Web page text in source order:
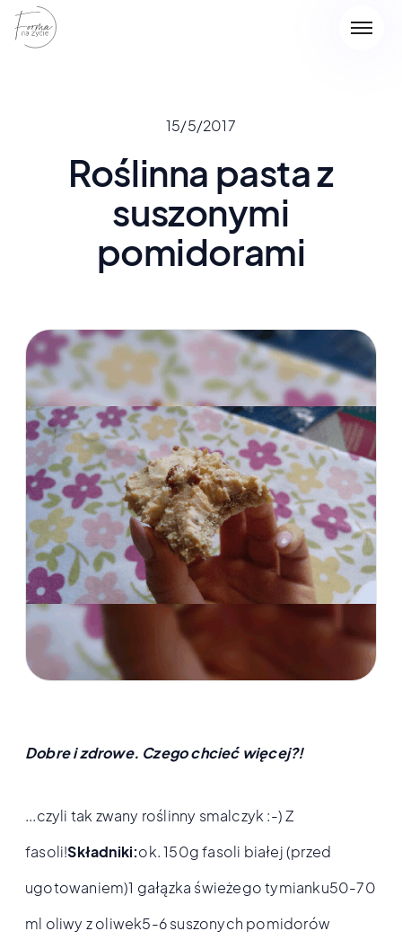
15/5/2017
Roślinna pasta z
suszonymi
pomidorami
Dobre i zdrowe. Czego chcieć więcej?!
...czyli tak zwany roślinny smalczyk :-) Z
fasoli!Składniki:ok. 150g fasoli białej (przed
ugotowaniem)1 gałązka świeżego tymianku50-70
ml oliwy z oliwek5-6 suszonych pomidorów